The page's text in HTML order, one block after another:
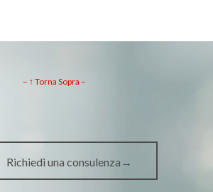
– ↑ Torna Sopra –
Richiedi una consulenza→